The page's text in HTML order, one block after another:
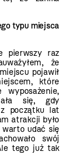
typu miejsca
pierwszy raz
że
pojawił
które
wyposażenie,
się, gdy
początku lat
atrakcji było
warto udać się
swój
tego już tak